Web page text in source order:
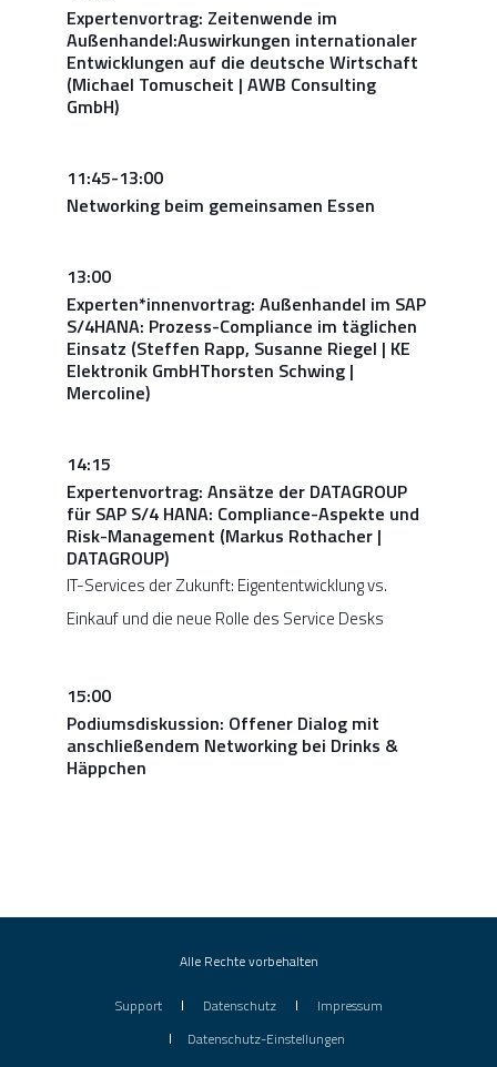
Expertenvortrag: Zeitenwende im
Außenhandel:Auswirkungen internationaler
Entwicklungen auf die deutsche Wirtschaft
(Michael Tomuscheit | AWB Consulting
GmbH)
11:45-13:00
Networking beim gemeinsamen Essen
13:00
Experten*innenvortrag: Außenhandel im SAP
S/4HANA: Prozess-Compliance im täglichen
Einsatz (Steffen Rapp, Susanne Riegel | KE
Elektronik GmbHThorsten Schwing |
Mercoline)
14:15
Expertenvortrag: Ansätze der DATAGROUP
für SAP S/4 HANA: Compliance-Aspekte und
Risk-Management (Markus Rothacher |
DATAGROUP)
IT-Services der Zukunft: Eigententwicklung vs.
Einkauf und die neue Rolle des Service Desks
15:00
Podiumsdiskussion: Offener Dialog mit
anschließendem Networking bei Drinks &
Häppchen
Alle Rechte vorbehalten
Support Datenschutz
Impressum
Datenschutz-Einstellungen